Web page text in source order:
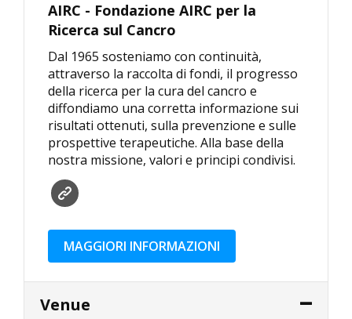
AIRC - Fondazione AIRC per la
Ricerca sul Cancro
Dal 1965 sosteniamo con continuità,
attraverso la raccolta di fondi, il progresso
della ricerca per la cura del cancro e
diffondiamo una corretta informazione sui
risultati ottenuti, sulla prevenzione e sulle
prospettive terapeutiche. Alla base della
nostra missione, valori e principi condivisi.
MAGGIORI INFORMAZIONI
Venue